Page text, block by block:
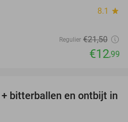
8.1 star
Regulier €21,50
€12,99
41%
bitterballen en ontbijt in